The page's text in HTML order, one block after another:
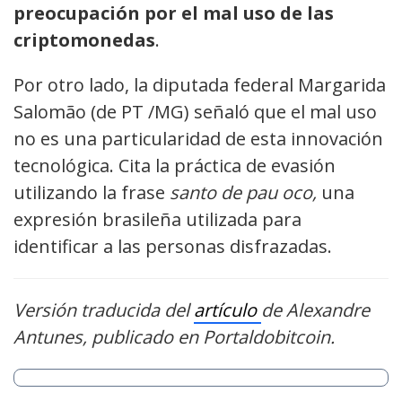
preocupación por el mal uso de las
criptomonedas.
Por otro lado, la diputada federal Margarida
Salomão (de PT /MG) señaló que el mal uso
no es una particularidad de esta innovación
tecnológica. Cita la práctica de evasión
utilizando la frase santo de pau oco, una
expresión brasileña utilizada para
identificar a las personas disfrazadas.
Versión traducida delartículo de Alexandre
Antunes, publicado en Portaldobitcoin.